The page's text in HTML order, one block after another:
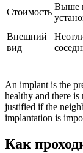
Стоимость
Выше
Внешний
вид
An implant is the
healthy and there
justified if the
implantation is
Как